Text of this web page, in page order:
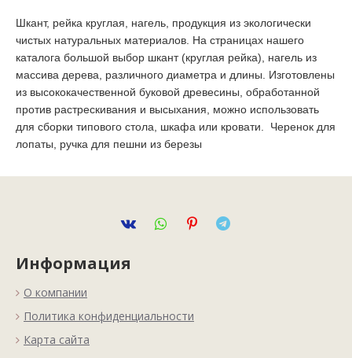
Шкант, рейка круглая, нагель, продукция из экологически
чистых натуральных материалов. На страницах нашего
каталога большой выбор шкант (круглая рейка), нагель из
массива дерева, различного диаметра и длины. Изготовлены
из высококачественной буковой древесины, обработанной
против растрескивания и высыхания, можно использовать
для сборки типового стола, шкафа или кровати. Черенок для
лопаты, ручка для пешни из березы
Информация
О компании
Политика конфиденциальности
Карта сайта